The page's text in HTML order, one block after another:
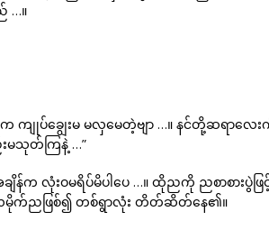
…။
ကျုပ်ချွေးမ မလှမေတဲ့ဗျာ …။ နင်တို့ဆရာလေ
းမသုတ်ကြနဲ့ …”
န်က လုံးဝမရိပ်မိပါပေ …။ ထိုညကို ညစာစားပွဲဖြ
မိုက်ညဖြစ်၍ တစ်ရွာလုံး တိတ်ဆိတ်နေ၏။